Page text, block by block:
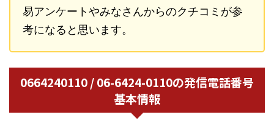
易アンケートやみなさんからのクチコミが参
考になると思います。
0664240110 / 06-6424-0110の発信電話番号
基本情報